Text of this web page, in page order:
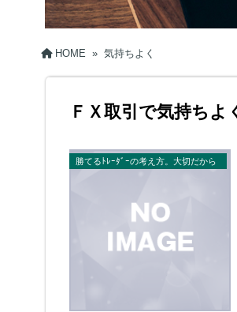
HOME » 気持ちよく
ＦＸ取引で気持ち
勝てるﾄﾚｰﾀﾞｰの考え方。大切だから